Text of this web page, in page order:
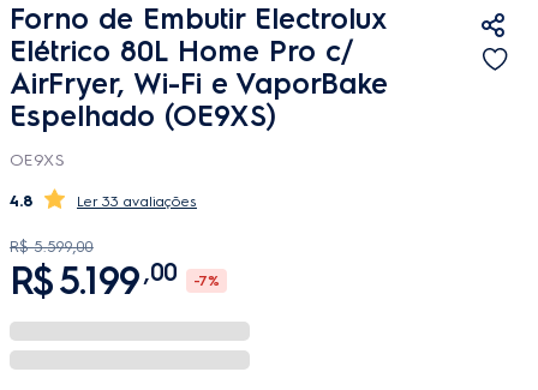
Forno de Embutir Electrolux
Elétrico 80L Home Pro c/
AirFryer, Wi-Fi e VaporBake
Espelhado (OE9XS)
OE9XS
4.8 33 avaliações
R$ 5.599,00
R$5.199,00 -7%